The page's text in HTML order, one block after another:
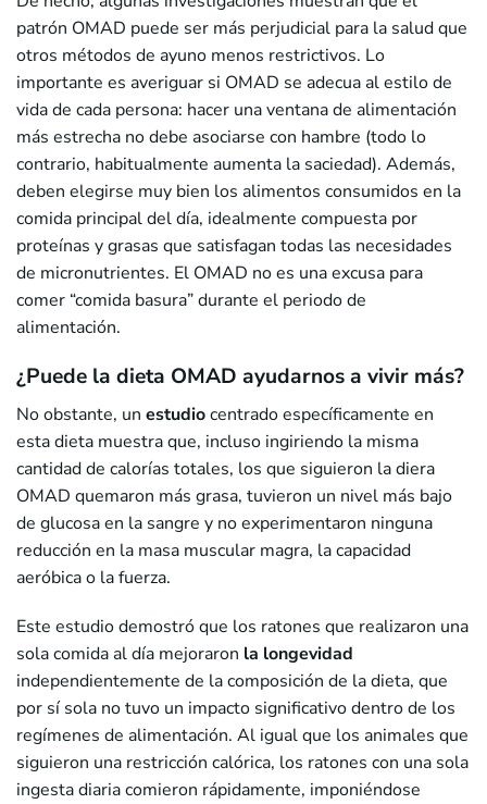
patrón OMAD puede ser más perjudicial para la salud que
otros métodos de ayuno menos restrictivos. Lo
importante es averiguar si OMAD se adecua al estilo de
vida de cada persona: hacer una ventana de alimentación
más estrecha no debe asociarse con hambre (todo lo
contrario, habitualmente aumenta la saciedad). Además,
deben elegirse muy bien los alimentos consumidos en la
comida principal del día, idealmente compuesta por
proteínas y grasas que satisfagan todas las necesidades
de micronutrientes. El OMAD no es una excusa para
comer “comida basura” durante el periodo de
alimentación.
¿Puede la dieta OMAD ayudarnos a vivir más?
No obstante, un estudiocentrado específicamente en
esta dieta muestra que, incluso ingiriendo la misma
cantidad de calorías totales, los que siguieron la diera
OMAD quemaron más grasa, tuvieron un nivel más bajo
de glucosa en la sangre y no experimentaron ninguna
reducción en la masa muscular magra, la capacidad
aeróbica o la fuerza.
Este estudio demostró que los ratones que realizaron una
sola comida al día mejoraron la longevidad
independientemente de la composición de la dieta, que
por sí sola no tuvo un impacto significativo dentro de los
regímenes de alimentación. Al igual que los animales que
siguieron una restricción calórica, los ratones con una sola
ingesta diaria comieron rápidamente, imponiéndose